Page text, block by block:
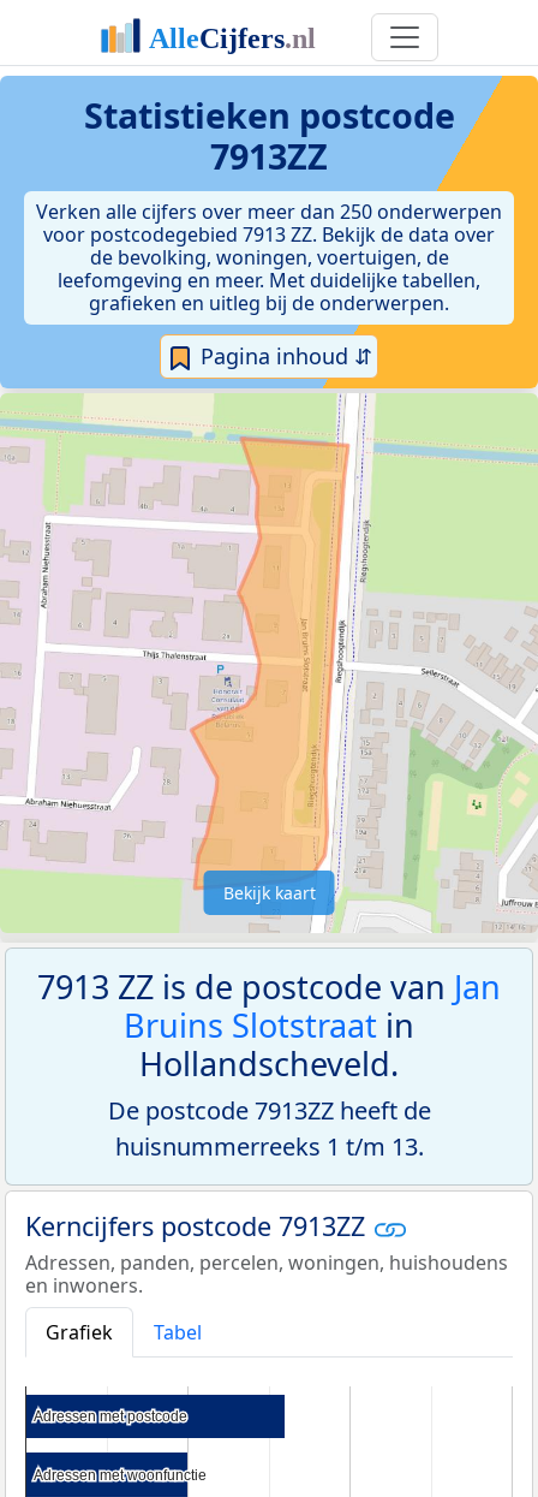
Statistieken postcode
7913ZZ
Verken alle cijfers over meer dan 250 onderwerpen
voor postcodegebied 7913 ZZ. Bekijk de data over
de bevolking, woningen, voertuigen, de
leefomgeving en meer. Met duidelijke tabellen,
grafieken en uitleg bij de onderwerpen.
Pagina inhoud ⇵
Bekijk kaart
7913 ZZ is de postcode van Jan
Bruins Slotstraat in
Hollandscheveld.
De postcode 7913ZZ heeft de
huisnummerreeks 1 t/m 13.
Kerncijfers postcode 7913ZZ
Adressen, panden, percelen, woningen, huishoudens
en inwoners.
Grafiek
Tabel
Adressen met postcode
Adressen met postcode
Adressen met woonfunctie
Adressen met woonfunctie